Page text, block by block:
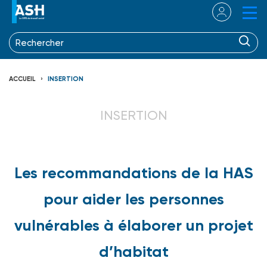
ACCUEIL INSERTION
INSERTION
Les recommandations de la HAS
pour aider les personnes
vulnérables à élaborer un projet
d’habitat